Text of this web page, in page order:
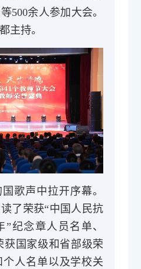
500余人参加大会。
主持。
歌声中拉开序幕。
了荣获“中国人民抗
”纪念章人员名单、
获国家级和省部级荣
人名单以及学校关